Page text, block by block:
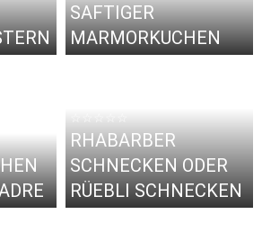
SAFTIGER
MARMORKUCHEN
RHABARBER
SCHNECKEN ODER
RÜEBLI SCHNECKEN